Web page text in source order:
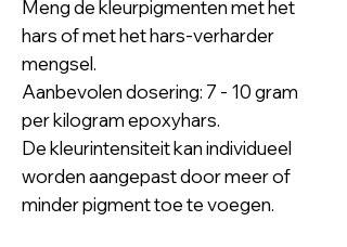
Meng de kleurpigmenten met het
hars of met het hars-verharder
mengsel.
Aanbevolen dosering: 7 - 10 gram
per kilogram epoxyhars.
De kleurintensiteit kan individueel
worden aangepast door meer of
minder pigment toe te voegen.